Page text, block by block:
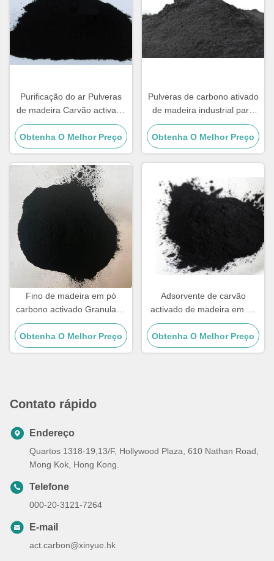
Purificação do ar Pulveras
de madeira Carvão activado
Pulveras de carvão natural
de remoção de odores
Obtenha O Melhor Preço
Pulveras de carbono ativado
de madeira industrial para
filtragem de água
Obtenha O Melhor Preço
Fino de madeira em pó
carbono activado Granulado
de carvão activado de
madeira a granel
Obtenha O Melhor Preço
Adsorvente de carvão
activado de madeira em pó
industrial para tratamento de
águas residuais
Obtenha O Melhor Preço
Contato rápido
Endereço
Quartos 1318-19,13/F, Hollywood Plaza, 610 Nathan Road,
Mong Kok, Hong Kong.
Telefone
000-20-3121-7264
E-mail
act.carbon@xinyue.hk